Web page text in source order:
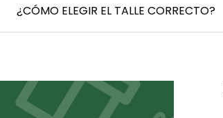
¿CÓMO ELEGIR EL TALLE CORRECTO?